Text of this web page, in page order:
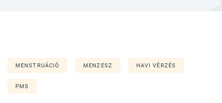
MENSTRUÁCIÓ MENZESZ HAVI VÉRZÉS
PMS